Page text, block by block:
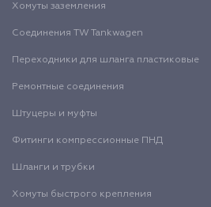
Хомуты заземления
Соединения TW Tankwagen
Переходники для шланга пластиковые
Ремонтные соединения
Штуцеры и муфты
Фитинги компрессионные ПНД
Шланги и трубки
Хомуты быстрого крепления